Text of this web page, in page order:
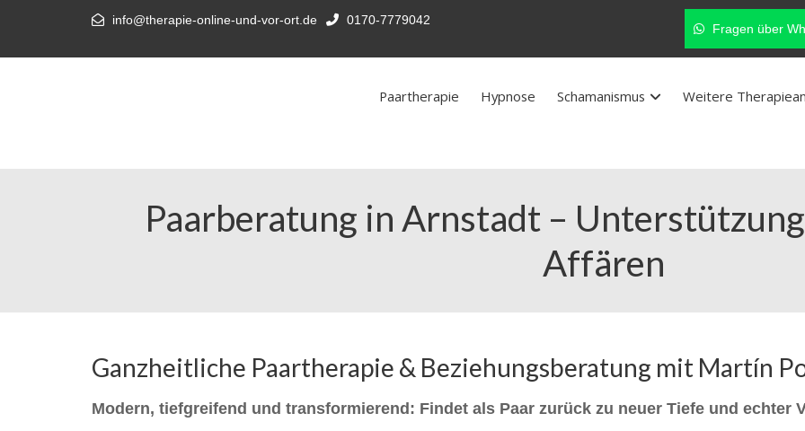
info@therapie-online-und-vor-ort.de 0170-7779042
Fragen über
Paartherapie Hypnose Schamanismus Weitere
Paarberatung in Arnstadt –
Affären
Ganzheitliche Paartherapie & Beziehungsberatung mit Martín
Modern, tiefgreifend und transformierend: Findet als Paar zurück zu neuer Tiefe und echter